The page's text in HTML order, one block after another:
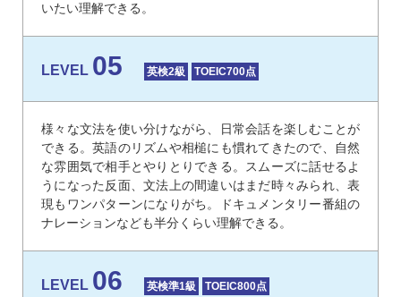
いたい理解できる。
LEVEL 05 英検2級 TOEIC700点
様々な文法を使い分けながら、日常会話を楽しむことが
できる。英語のリズムや相槌にも慣れてきたので、自然
な雰囲気で相手とやりとりできる。スムーズに話せるよ
うになった反面、文法上の間違いはまだ時々みられ、表
現もワンパターンになりがち。ドキュメンタリー番組の
ナレーションなども半分くらい理解できる。
LEVEL 06 英検準1級 TOEIC800点